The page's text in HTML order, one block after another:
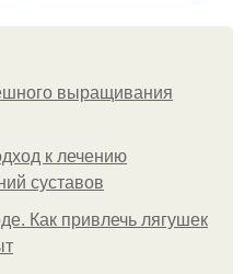
выращивания
к лечению
суставов
Как привлечь лягушек